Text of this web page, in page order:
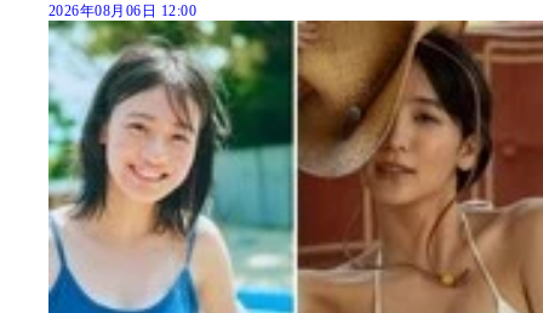
2026年08月06日 12:00